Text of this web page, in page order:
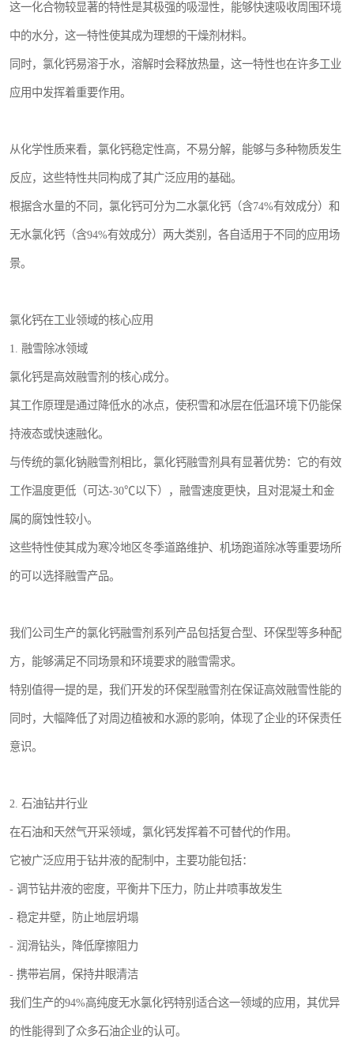
这一化合物较显著的特性是其极强的吸湿性，能够快速吸收周围环境
中的水分，这一特性使其成为理想的干燥剂材料。
同时，氯化钙易溶于水，溶解时会释放热量，这一特性也在许多工业
应用中发挥着重要作用。
从化学性质来看，氯化钙稳定性高，不易分解，能够与多种物质发生
反应，这些特性共同构成了其广泛应用的基础。
根据含水量的不同，氯化钙可分为二水氯化钙（含74%有效成分）和
无水氯化钙（含94%有效成分）两大类别，各自适用于不同的应用场
景。
氯化钙在工业领域的核心应用
1. 融雪除冰领域
氯化钙是高效融雪剂的核心成分。
其工作原理是通过降低水的冰点，使积雪和冰层在低温环境下仍能保
持液态或快速融化。
与传统的氯化钠融雪剂相比，氯化钙融雪剂具有显著优势：它的有效
工作温度更低（可达-30℃以下），融雪速度更快，且对混凝土和金
属的腐蚀性较小。
这些特性使其成为寒冷地区冬季道路维护、机场跑道除冰等重要场所
的可以选择融雪产品。
我们公司生产的氯化钙融雪剂系列产品包括复合型、环保型等多种配
方，能够满足不同场景和环境要求的融雪需求。
特别值得一提的是，我们开发的环保型融雪剂在保证高效融雪性能的
同时，大幅降低了对周边植被和水源的影响，体现了企业的环保责任
意识。
2. 石油钻井行业
在石油和天然气开采领域，氯化钙发挥着不可替代的作用。
它被广泛应用于钻井液的配制中，主要功能包括：
- 调节钻井液的密度，平衡井下压力，防止井喷事故发生
- 稳定井壁，防止地层坍塌
- 润滑钻头，降低摩擦阻力
- 携带岩屑，保持井眼清洁
我们生产的94%高纯度无水氯化钙特别适合这一领域的应用，其优异
的性能得到了众多石油企业的认可。